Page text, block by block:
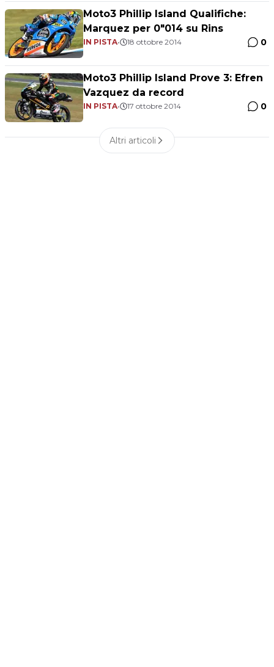
Moto3 Phillip Island Qualifiche:
Marquez per 0"014 su Rins
IN PISTA• 18 ottobre 2014 0
Moto3 Phillip Island Prove 3: Efren
Vazquez da record
IN PISTA• 17 ottobre 2014 0
Altri articoli